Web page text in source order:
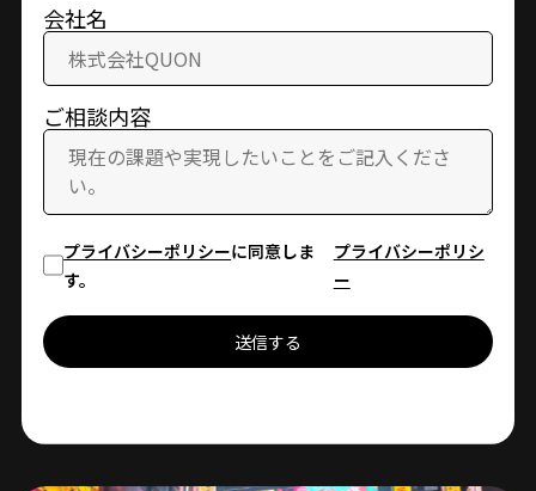
会社名
ご相談内容
プライバシーポリシーに同意しま
す。
プライバシーポリシ
ー
送信する